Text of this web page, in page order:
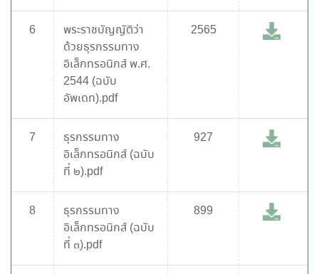
6
พระราชบัญญัติว่า
ด้วยธุรกรรมทาง
อิเล็กทรอนิกส์ พ.ศ.
2544 (ฉบับ
อัพเดท).pdf
2565
7
ธุรกรรมทาง
อิเล็กทรอนิกส์ (ฉบับ
ที่ ๒).pdf
927
8
ธุรกรรมทาง
อิเล็กทรอนิกส์ (ฉบับ
ที่ ๓).pdf
899